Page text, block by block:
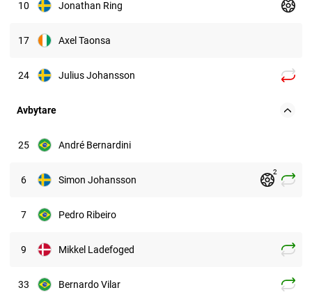
10 Jonathan Ring
17 Axel Taonsa
24 Julius Johansson
Avbytare
25 André Bernardini
6 Simon Johansson
2
7 Pedro Ribeiro
9 Mikkel Ladefoged
33 Bernardo Vilar